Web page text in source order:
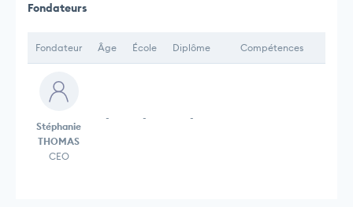
Fondateurs
Fondateur Âge École Diplôme Compétences
Stéphanie
THOMAS
CEO
- - -